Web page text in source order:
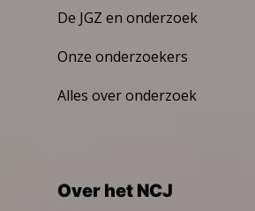
De JGZ en onderzoek
Onze onderzoekers
Alles over onderzoek
Over het NCJ